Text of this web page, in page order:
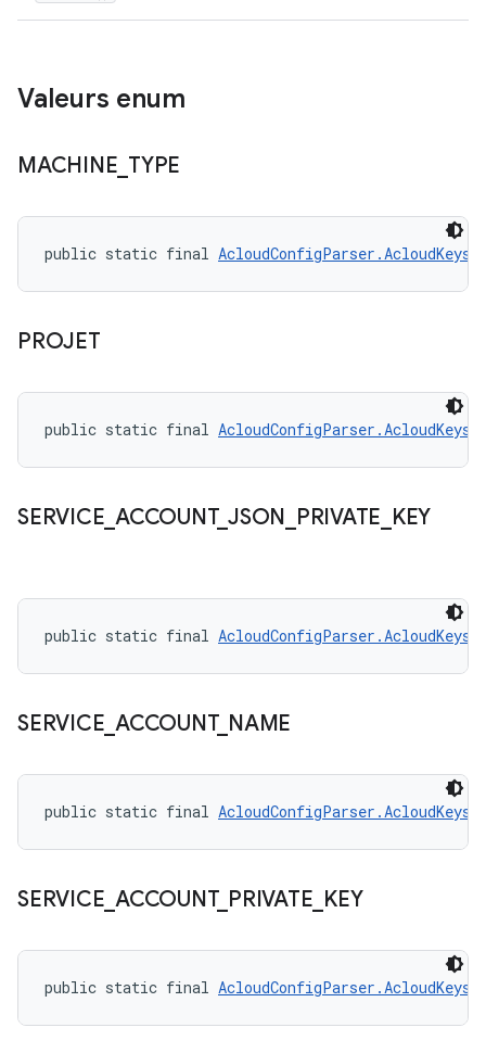
Valeurs enum
MACHINE TYPE
public static final AcloudConfigParser.AcloudKeys
PROJET
public static final AcloudConfigParser.AcloudKeys
SERVICE ACCOUNT_ JSON PRIVATE KEY
public static final AcloudConfigParser.AcloudKeys
SERVICE ACCOUNT_ NAME
public static final AcloudConfigParser.AcloudKeys
SERVICE ACCOUNT_ PRIVATE KEY
public static final AcloudConfigParser.AcloudKeys